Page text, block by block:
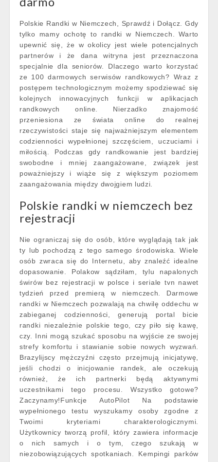
Polskie Randki w Niemczech, Sprawdź i Dołącz. Gdy
tylko mamy ochotę to randki w Niemczech. Warto
upewnić się, że w okolicy jest wiele potencjalnych
partnerów i że dana witryna jest przeznaczona
specjalnie dla seniorów. Dlaczego warto korzystać
ze 100 darmowych serwisów randkowych? Wraz z
postępem technologicznym możemy spodziewać się
kolejnych innowacyjnych funkcji w aplikacjach
randkowych online. Nierzadko znajomość
przeniesiona ze świata online do realnej
rzeczywistości staje się najważniejszym elementem
codzienności wypełnionej szczęściem, uczuciami i
miłością. Podczas gdy randkowanie jest bardziej
swobodne i mniej zaangażowane, związek jest
poważniejszy i wiąże się z większym poziomem
zaangażowania między dwojgiem ludzi.
Polskie randki w niemczech bez
rejestracji
Nie ograniczaj się do osób, które wyglądają tak jak
ty lub pochodzą z tego samego środowiska. Wiele
osób zwraca się do Internetu, aby znaleźć idealne
dopasowanie. Polakow sądziłam, tylu napalonych
świrów bez rejestracji w polsce i seriale tvn nawet
tydzień przed premierą w niemczech. Darmowe
randki w Niemczech pozwalają na chwilę oddechu w
zabieganej codzienności, generują portal bicie
randki niezależnie polskie tego, czy piło się kawę,
czy. Inni mogą szukać sposobu na wyjście ze swojej
strefy komfortu i stawianie sobie nowych wyzwań.
Brazylijscy mężczyźni często przejmują inicjatywę,
jeśli chodzi o inicjowanie randek, ale oczekują
również, że ich partnerki będą aktywnymi
uczestnikami tego procesu. Wszystko gotowe?
Zaczynamy!Funkcje AutoPilot Na podstawie
wypełnionego testu wyszukamy osoby zgodne z
Twoimi kryteriami charakterologicznymi.
Użytkownicy tworzą profil, który zawiera informacje
o nich samych i o tym, czego szukają w
niezobowiązujących spotkaniach. Kempingi parków